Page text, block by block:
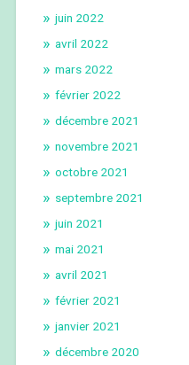
juin 2022
avril 2022
mars 2022
février 2022
décembre 2021
novembre 2021
octobre 2021
septembre 2021
juin 2021
mai 2021
avril 2021
février 2021
janvier 2021
décembre 2020